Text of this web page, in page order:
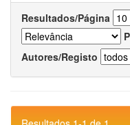
Resultados/Página
Autores/Registo